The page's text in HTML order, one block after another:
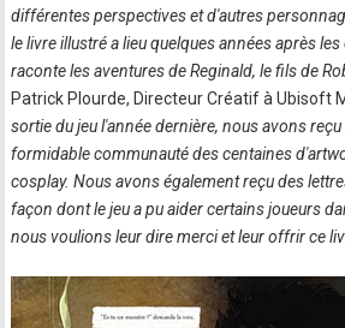
différentes perspectives et d'autres
le livre illustré a lieu quelques années après
raconte les aventures de Reginald, le fils de
Patrick Plourde, Directeur Créatif à Ubisoft
sortie du jeu l'année dernière, nous avons
formidable communauté des centaines
cosplay. Nous avons également reçu des
façon dont le jeu a pu aider certains joueurs
nous voulions leur dire merci et leur offrir ce